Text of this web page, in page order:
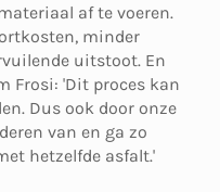
af te voeren.
minder
uitstoot. En
Frosi: 'Dit proces kan
Dus ook door onze
van en ga zo
hetzelfde asfalt.'